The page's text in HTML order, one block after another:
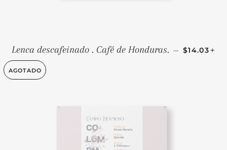
Lenca descafeinado . Café de Honduras. — PRECIO
$14.03
AGOTADO